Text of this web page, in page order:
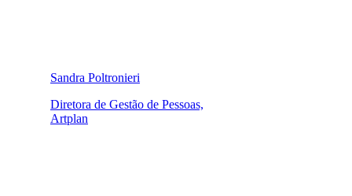
Sandra Poltronieri
Diretora de Gestão de Pessoas,
Artplan